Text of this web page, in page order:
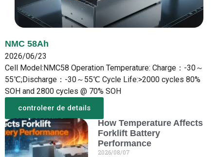
NMC 58Ah
2026/06/23
Cell Model:NMC58 Operation Temperature: Charge：-30～
55℃;Discharge：-30～55℃ Cycle Life:>2000 cycles 80%
SOH and 2800 cycles @ 70% SOH
controleer de details
Meer van de New
How Temperature Affects
Forklift Battery
Performance
2026/08/07